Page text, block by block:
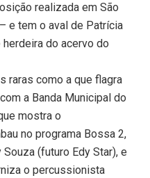
realizada em São
e tem o aval de Patrícia
do acervo do
raras como a que flagra
a Banda Municipal do
mostra o
no programa Bossa 2,
(futuro Edy Star), e
o percussionista